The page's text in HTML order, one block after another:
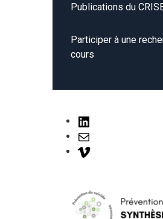
Publications du
Participer à une
cours